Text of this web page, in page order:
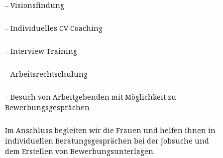
– Visionsfindung
– Individuelles CV Coaching
– Interview Training
– Arbeitsrechtschulung
– Besuch von Arbeitgebenden mit Möglichkeit zu
Bewerbungsgesprächen
Im Anschluss begleiten wir die Frauen und helfen ihnen in
individuellen Beratungsgesprächen bei der Jobsuche und
dem Erstellen von Bewerbungsunterlagen.